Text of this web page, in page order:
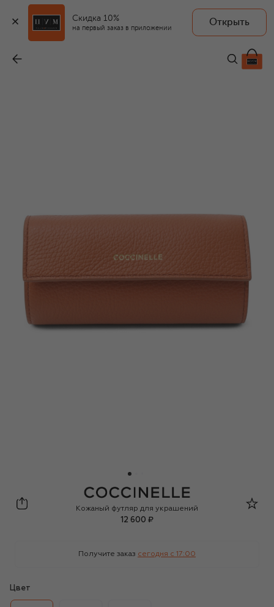
Скидка 10%
на первый заказ в приложении
Открыть
12 600 ₽
Coccinelle
Кожаный футляр для украшений
12 600 ₽
Получите заказ сегодня c 17:00
Цвет